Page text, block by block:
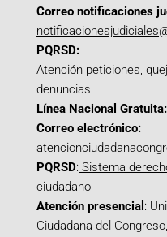
Correo notificaciones
PQRSD:
Atención peticiones,
denuncias
Línea Nacional Gratuita:
Correo electrónico:
PQRSD: Sistema
ciudadano
Atención presencial :
Ciudadana del